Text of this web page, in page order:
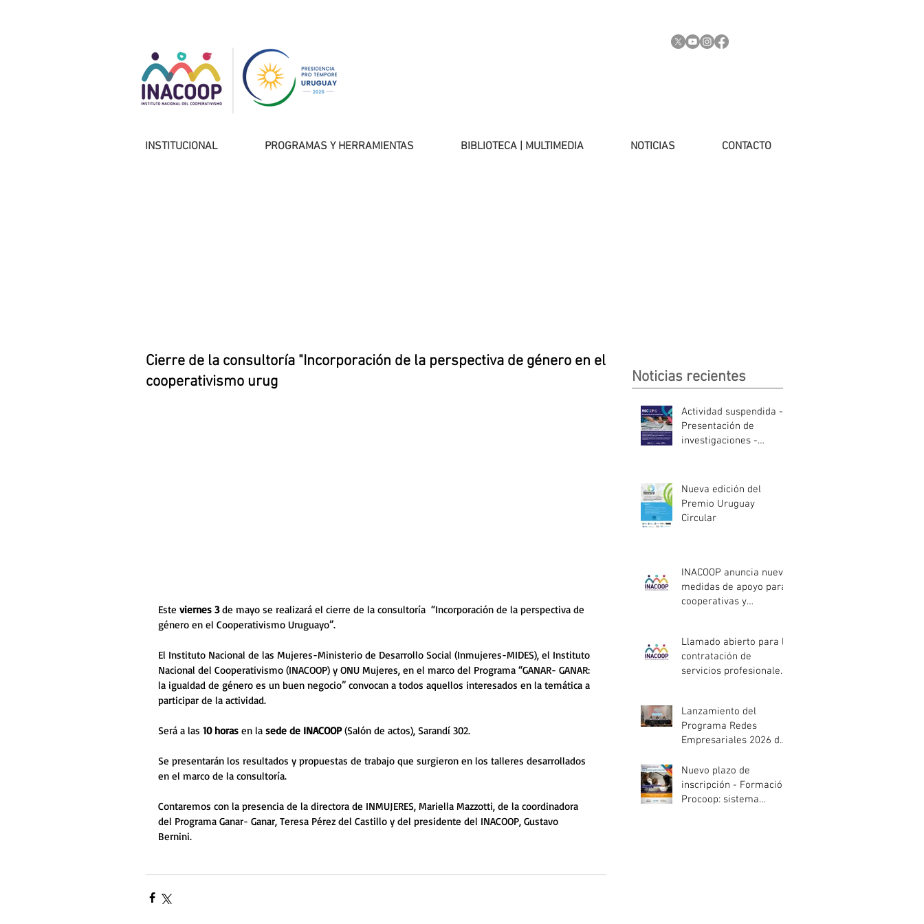
INSTITUCIONAL PROGRAMAS Y HERRAMIENTAS BIBLIOTECA | MULTIMEDIA NOTICIAS CONTACTO
Cierre de la consultoría "Incorporación de la perspectiva de género en el
cooperativismo urug
Este viernes 3 de mayo se realizará el cierre de la consultoría  “Incorporación de la perspectiva de
género en el Cooperativismo Uruguayo”.
El Instituto Nacional de las Mujeres-Ministerio de Desarrollo Social (Inmujeres-MIDES), el Instituto
Nacional del Cooperativismo (INACOOP) y ONU Mujeres, en el marco del Programa “GANAR- GANAR:
la igualdad de género es un buen negocio” convocan a todos aquellos interesados en la temática a
participar de la actividad.
Será a las 10 horas en la sede de INACOOP (Salón de actos), Sarandí 302.
Se presentarán los resultados y propuestas de trabajo que surgieron en los talleres desarrollados
en el marco de la consultoría.
Contaremos con la presencia de la directora de INMUJERES, Mariella Mazzotti, de la coordinadora
del Programa Ganar- Ganar, Teresa Pérez del Castillo y del presidente del INACOOP, Gustavo
Bernini.
Noticias recientes
Actividad suspendida -
Presentación de
investigaciones -
Nueva edición del
Premio Uruguay
Circular
INACOOP anuncia nueve
medidas de apoyo para
cooperativas y
afectadas por el
temporal
Llamado abierto para la
contratación de
servicios profesionales
Lanzamiento del
Programa Redes
Empresariales 2026 de
Nuevo plazo de
inscripción - Formación
Procoop: sistema